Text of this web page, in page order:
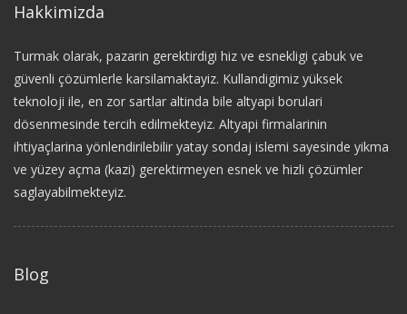
Hakkimizda
Turmak olarak, pazarin gerektirdigi hiz ve esnekligi çabuk ve
güvenli çözümlerle karsilamaktayiz. Kullandigimiz yüksek
teknoloji ile, en zor sartlar altinda bile altyapi borulari
dösenmesinde tercih edilmekteyiz. Altyapi firmalarinin
ihtiyaçlarina yönlendirilebilir yatay sondaj islemi sayesinde yikma
ve yüzey açma (kazi) gerektirmeyen esnek ve hizli çözümler
saglayabilmekteyiz.
Blog